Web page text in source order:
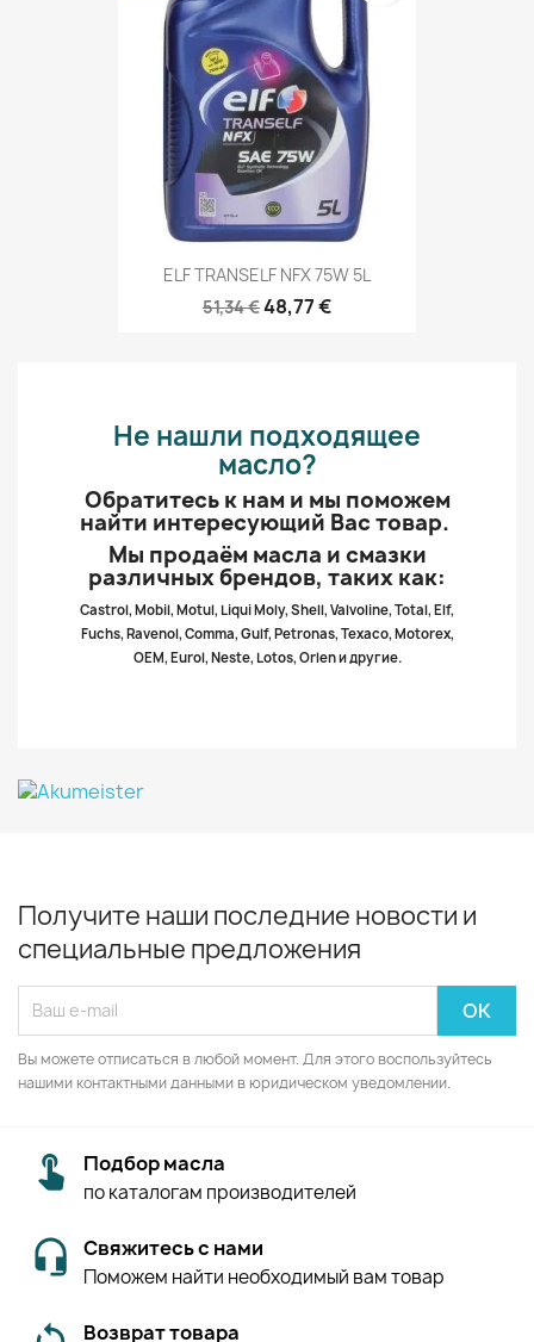
ELF TRANSELF NFX 75W 5L
51,34 €48,77 €
Не нашли подходящее
масло?
Обратитесь к нам и мы поможем
найти интересующий Вас товар.
Мы продаём масла и смазки
различных брендов, таких как:
Castrol, Mobil, Motul, Liqui Moly, Shell, Valvoline, Total, Elf,
Fuchs, Ravenol, Comma, Gulf, Petronas, Texaco, Motorex,
OEM, Eurol, Neste, Lotos, Orlen и другие.
Получите наши последние новости и
специальные предложения
Вы можете отписаться в любой момент. Для этого воспользуйтесь
нашими контактными данными в юридическом уведомлении.
Подбор масла
по каталогам производителей
Свяжитесь с нами
Поможем найти необходимый вам товар
Возврат товара